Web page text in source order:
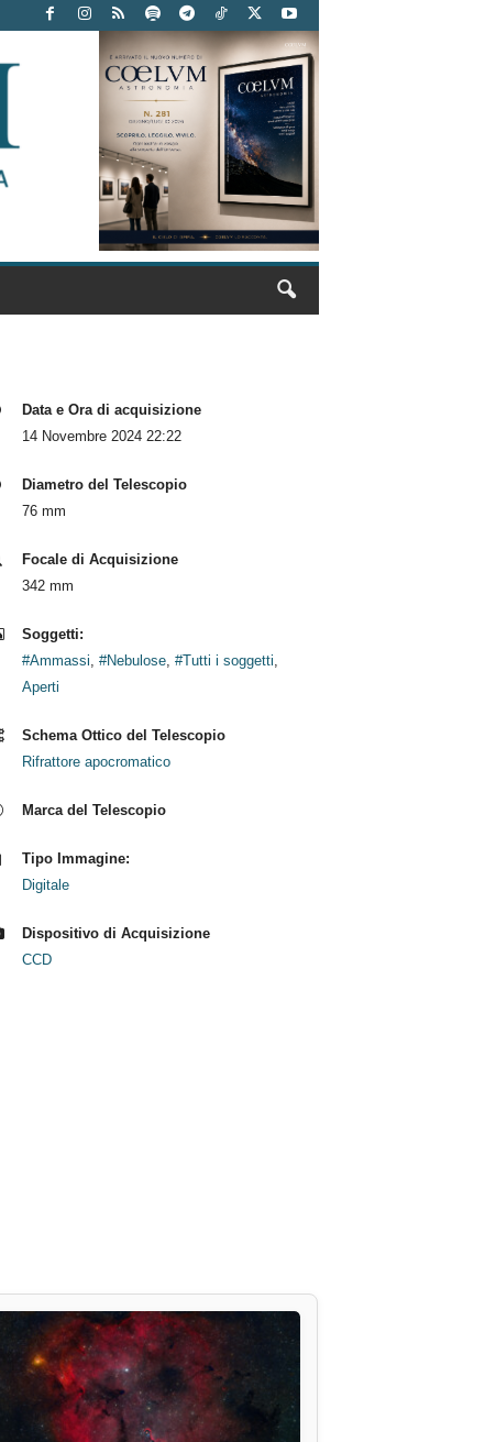
Data e Ora di acquisizione
14 Novembre 2024 22:22
Diametro del Telescopio
76 mm
Focale di Acquisizione
342 mm
Soggetti:
#Ammassi, #Nebulose, #Tutti i soggetti,
Aperti
Schema Ottico del Telescopio
Rifrattore apocromatico
Marca del Telescopio
Tipo Immagine:
Digitale
Dispositivo di Acquisizione
CCD